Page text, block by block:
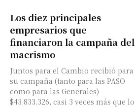
Los diez principales
empresarios que
financiaron la campaña del
macrismo
Juntos para el Cambio recibió para
su campaña (tanto para las PASO
como para las Generales)
$43.833.326, casi 3 veces más que lo